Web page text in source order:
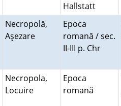
Hallstatt
Necropolă,
Aşezare
Epoca
romană / sec.
II-III p. Chr
Necropola,
Locuire
Epoca
romană